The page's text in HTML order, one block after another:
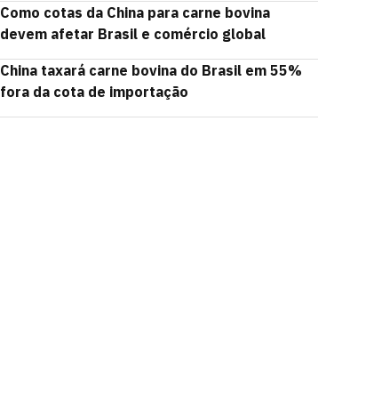
Como cotas da China para carne bovina
devem afetar Brasil e comércio global
China taxará carne bovina do Brasil em 55%
fora da cota de importação